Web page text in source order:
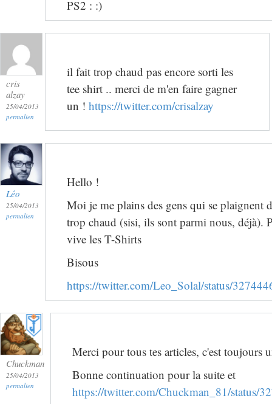
PS2 : :)
cris
alzay
25/04/2013
permalien
il fait trop chaud pas encore sorti les
tee shirt .. merci de m'en faire gagner
un ! https://twitter.com/crisalzay
Léo
25/04/2013
permalien
Hello !
Moi je me plains des gens qui se plaignent
trop chaud (sisi, ils sont parmi nous, déjà).
vive les T-Shirts
Bisous
https://twitter.com/Leo_Solal/status/
Chuckman
25/04/2013
permalien
Merci pour tous tes articles, c'est toujours
Bonne continuation pour la suite et
https://twitter.com/Chuckman_81/status/